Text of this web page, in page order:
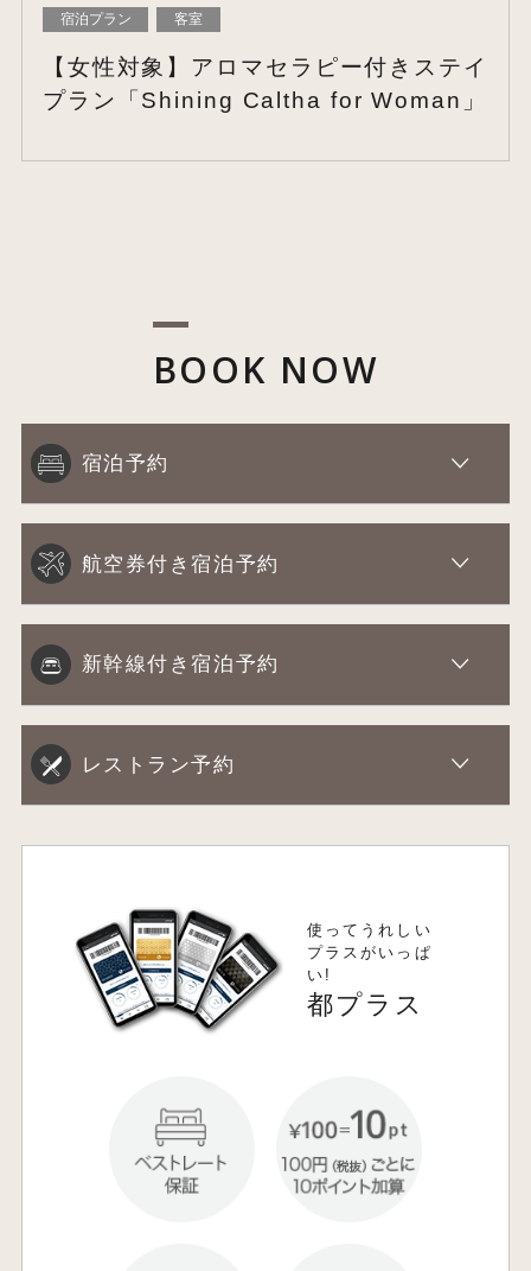
宿泊プラン 客室
【女性対象】アロマセラピー付きステイ
プラン「Shining Caltha for Woman」
BOOK NOW
宿泊予約
航空券付き宿泊予約
新幹線付き宿泊予約
レストラン予約
使ってうれしい
プラスがいっぱ
い!
都プラス